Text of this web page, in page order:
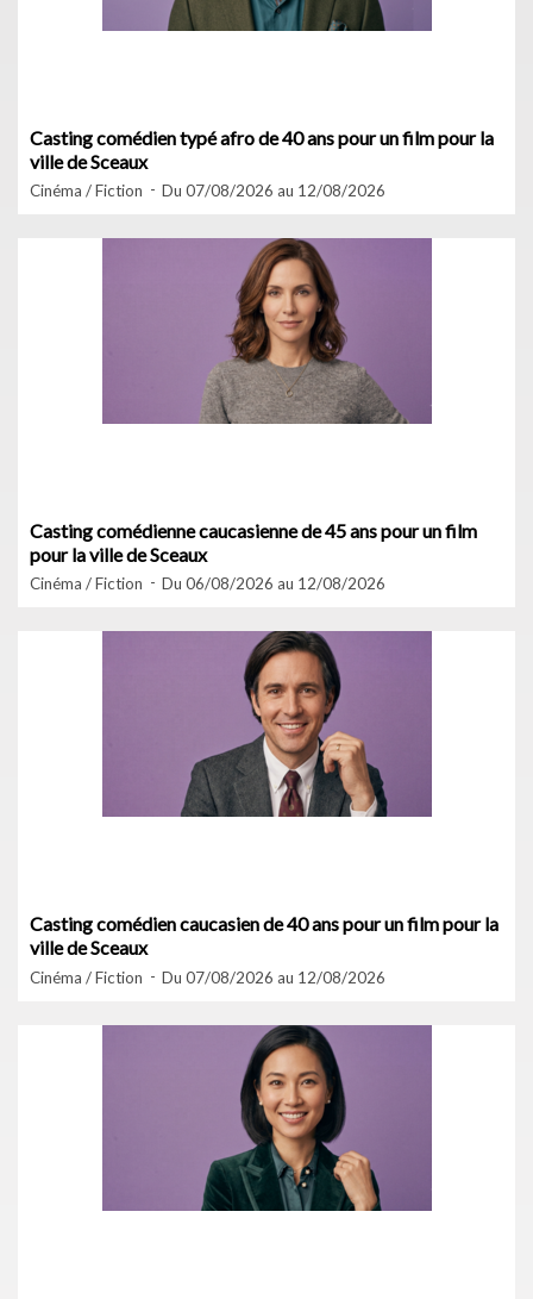
Casting comédien typé afro de 40 ans pour un film pour la
ville de Sceaux
Cinéma / Fiction Du 07/08/2026 au 12/08/2026
Casting comédienne caucasienne de 45 ans pour un film
pour la ville de Sceaux
Cinéma / Fiction Du 06/08/2026 au 12/08/2026
Casting comédien caucasien de 40 ans pour un film pour la
ville de Sceaux
Cinéma / Fiction Du 07/08/2026 au 12/08/2026